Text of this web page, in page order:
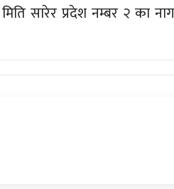
सारेर प्रदेश नम्बर २ का